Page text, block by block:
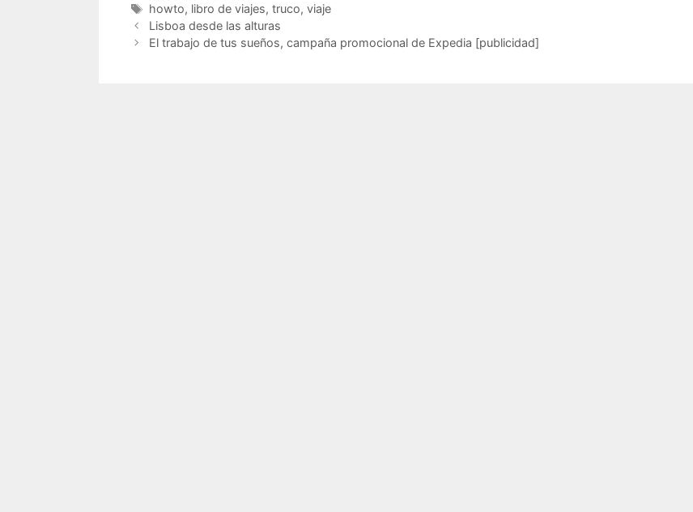
Etiquetas
howto, libro de viajes, truco, viaje
Lisboa desde las alturas
El trabajo de tus sueños, campaña promocional de Expedia [publicidad]